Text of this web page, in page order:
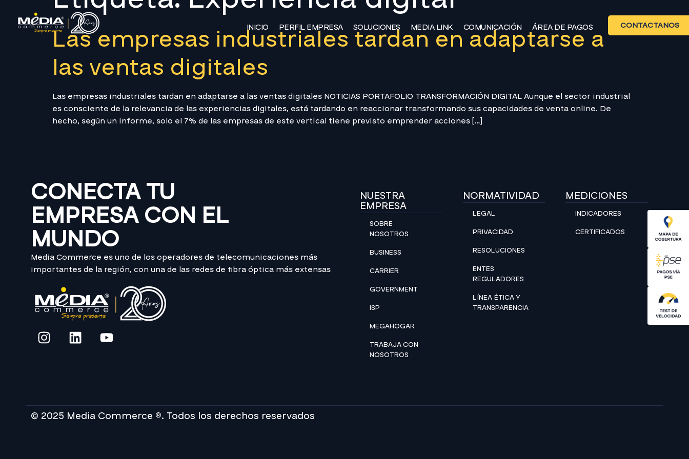
INICIO PERFIL EMPRESA SOLUCIONES MEDIA LINK COMUNICACIÓN ÁREA DE PAGOS CONTÁCTANOS
Las empresas industriales tardan en adaptarse a
las ventas digitales
Las empresas industriales tardan en adaptarse a las ventas digitales NOTICIAS PORTAFOLIO TRANSFORMACIÓN DIGITAL Aunque el sector industrial
es consciente de la relevancia de las experiencias digitales, está tardando en reaccionar transformando sus capacidades de venta online. De
hecho, según un informe, solo el 7% de las empresas de este vertical tiene previsto emprender acciones […]
CONECTA TU
EMPRESA CON EL
MUNDO
Media Commerce es uno de los operadores de telecomunicaciones más
importantes de la región, con una de las redes de fibra óptica más extensas
NUESTRA
EMPRESA
SOBRE
NOSOTROS
BUSINESS
CARRIER
GOVERNMENT
ISP
MEGAHOGAR
TRABAJA CON
NOSOTROS
NORMATIVIDAD
LEGAL
PRIVACIDAD
RESOLUCIONES
ENTES
REGULADORES
LÍNEA ÉTICA Y
TRANSPARENCIA
MEDICIONES
INDICADORES
CERTIFICADOS
© 2025 Media Commerce ®. Todos los derechos reservados